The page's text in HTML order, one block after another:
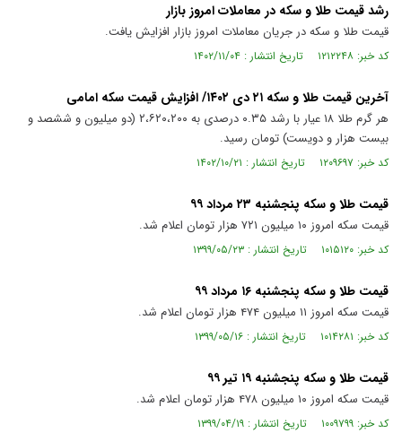
رشد قیمت طلا و سکه در معاملات امروز بازار
قیمت طلا و سکه در جریان معاملات امروز بازار افزایش یافت.
کد خبر: ۱۲۱۲۲۴۸ تاریخ انتشار : ۱۴۰۲/۱۱/۰۴
آخرین قیمت طلا و سکه ۲۱ دی ۱۴۰۲/ افزایش قیمت سکه امامی
هر گرم طلا ۱۸ عیار با رشد ۰.۳۵ درصدی به ۲،۶۲۰،۲۰۰ (دو میلیون و ششصد و
بیست هزار و دویست) تومان رسید.
کد خبر: ۱۲۰۹۶۹۷ تاریخ انتشار : ۱۴۰۲/۱۰/۲۱
قیمت طلا و سکه پنجشنبه ۲۳ مرداد ۹۹
قیمت سکه امروز ۱۰ میلیون ۷۲۱ هزار تومان اعلام شد.
کد خبر: ۱۰۱۵۱۲۰ تاریخ انتشار : ۱۳۹۹/۰۵/۲۳
قیمت طلا و سکه پنجشنبه ۱۶ مرداد ۹۹
قیمت سکه امروز ۱۱ میلیون ۴۷۴ هزار تومان اعلام شد.
کد خبر: ۱۰۱۴۲۸۱ تاریخ انتشار : ۱۳۹۹/۰۵/۱۶
قیمت طلا و سکه پنجشنبه ۱۹ تیر ۹۹
قیمت سکه امروز ۱۰ میلیون ۴۷۸ هزار تومان اعلام شد.
کد خبر: ۱۰۰۹۷۹۹ تاریخ انتشار : ۱۳۹۹/۰۴/۱۹